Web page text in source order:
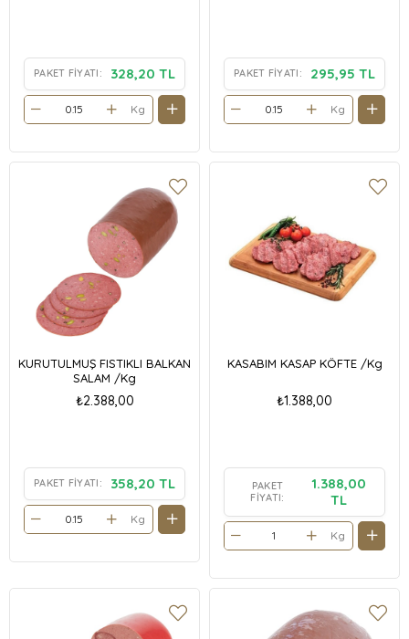
PAKET FIYATI: 328,20 TL
Kg
PAKET FIYATI: 295,95 TL
Kg
KURUTULMUŞ FISTIKLI BALKAN
SALAM /Kg
₺2.388,00
PAKET FIYATI: 358,20 TL
Kg
KASABIM KASAP KÖFTE /Kg
₺1.388,00
PAKET
FIYATI:
1.388,00
TL
Kg